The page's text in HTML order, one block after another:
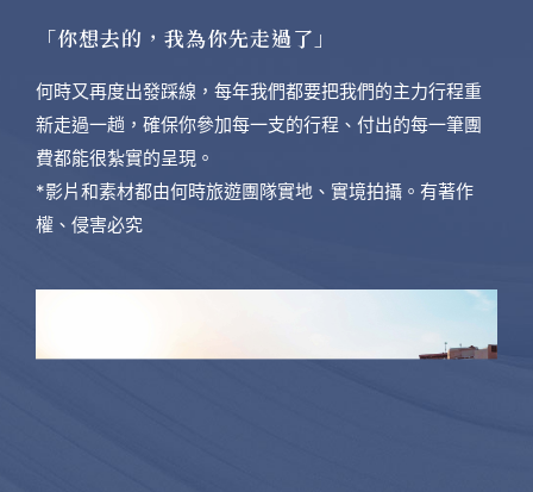
「你想去的，我為你先走過了」
何時又再度出發踩線，每年我們都要把我們的主力行程重
新走過一趟，確保你參加每一支的行程、付出的每一筆團
費都能很紮實的呈現。
*影片和素材都由何時旅遊團隊實地、實境拍攝。有著作
權、侵害必究